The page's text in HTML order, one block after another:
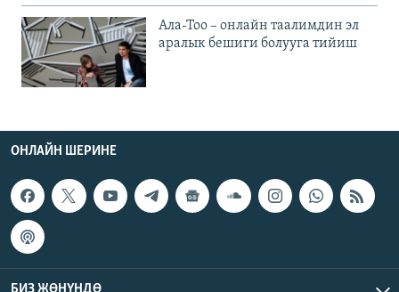
Ала-Тоо – онлайн таалимдин эл
аралык бешиги болууга тийиш
ОНЛАЙН ШЕРИНЕ